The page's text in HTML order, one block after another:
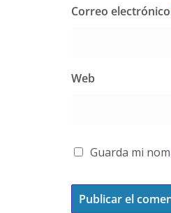
Correo electrónico
Web
Guarda mi